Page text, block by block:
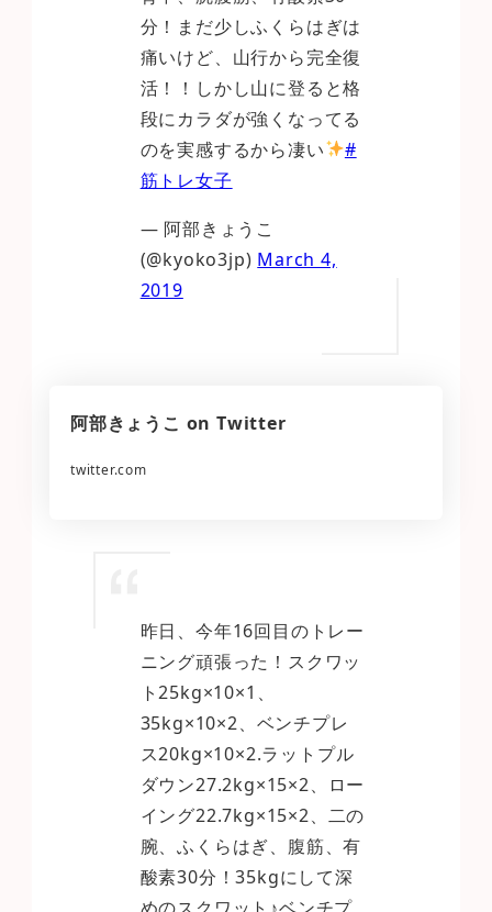
分！まだ少しふくらはぎは
痛いけど、山行から完全復
活！！しかし山に登ると格
段にカラダが強くなってる
のを実感するから凄い
#
筋トレ女子
— 阿部きょうこ
(@kyoko3jp) March 4,
2019
阿部きょうこ on Twitter
twitter.com
昨日、今年16回目のトレー
ニング頑張った！スクワッ
ト25kg×10×1、
35kg×10×2、ベンチプレ
ス20kg×10×2.ラットプル
ダウン27.2kg×15×2、ロー
イング22.7kg×15×2、二の
腕、ふくらはぎ、腹筋、有
酸素30分！35kgにして深